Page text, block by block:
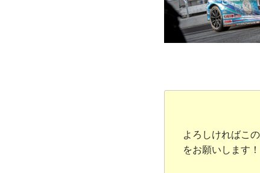
よろしければこ
をお願いします！